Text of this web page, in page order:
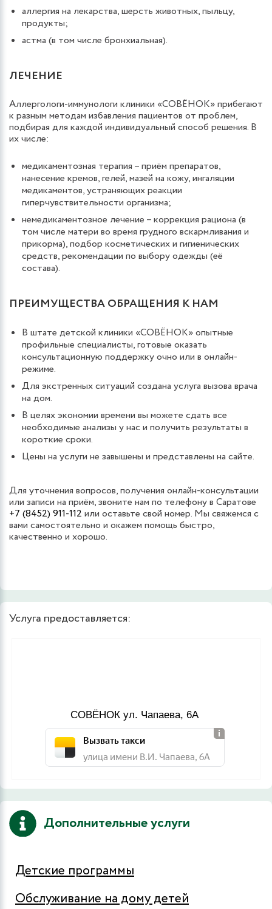
аллергия на лекарства, шерсть животных, пыльцу,
продукты;
астма (в том числе бронхиальная).
ЛЕЧЕНИЕ
Аллергологи-иммунологи клиники «СОВЁНОК» прибегают
к разным методам избавления пациентов от проблем,
подбирая для каждой индивидуальный способ решения. В
их числе:
медикаментозная терапия – приём препаратов,
нанесение кремов, гелей, мазей на кожу, ингаляции
медикаментов, устраняющих реакции
гиперчувствительности организма;
немедикаментозное лечение – коррекция рациона (в
том числе матери во время грудного вскармливания и
прикорма), подбор косметических и гигиенических
средств, рекомендации по выбору одежды (её
состава).
ПРЕИМУЩЕСТВА ОБРАЩЕНИЯ К НАМ
В штате детской клиники «СОВЁНОК» опытные
профильные специалисты, готовые оказать
консультационную поддержку очно или в онлайн-
режиме.
Для экстренных ситуаций создана услуга вызова врача
на дом.
В целях экономии времени вы можете сдать все
необходимые анализы у нас и получить результаты в
короткие сроки.
Цены на услуги не завышены и представлены на сайте.
Для уточнения вопросов, получения онлайн-консультации
или записи на приём, звоните нам по телефону в Саратове
+7 (8452) 911-112 или оставьте свой номер. Мы свяжемся с
вами самостоятельно и окажем помощь быстро,
качественно и хорошо.
Услуга предоставляется:
СОВЁНОК ул. Чапаева, 6А
Вызвать такси
улица имени В.И. Чапаева, 6А
Дополнительные услуги
Детские программы
Обслуживание на дому детей